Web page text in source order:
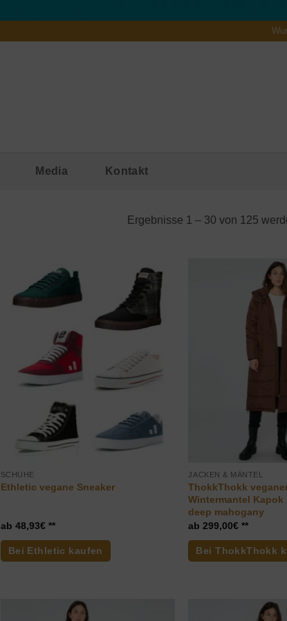
Media Kontakt
Ergebnisse 1 – 30 von 125
SCHUHE
Ethletic vegane Sneaker
48,93€
Bei Ethletic kaufen
JACKEN & MÄNTEL
ThokkThokk
Wintermantel Kapok
deep mahogany
299,00€
Bei ThokkThokk